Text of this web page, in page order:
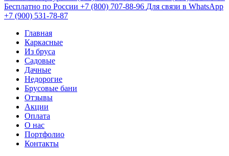
Бесплатно по России +7 (800) 707-88-96 Для связи в WhatsApp
+7 (900) 531-78-87
Главная
Каркасные
Из бруса
Садовые
Дачные
Недорогие
Брусовые бани
Отзывы
Акции
Оплата
О нас
Портфолио
Контакты